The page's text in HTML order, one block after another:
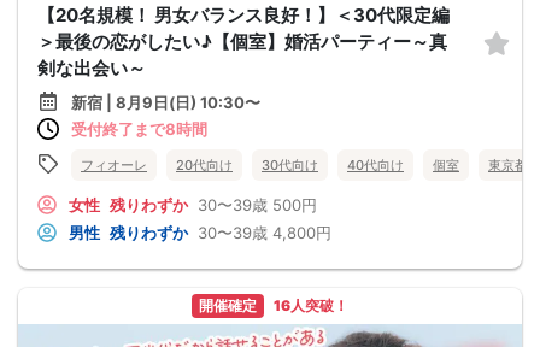
【20名規模！ 男女バランス良好！】＜30代限定編
＞最後の恋がしたい♪【個室】婚活パーティー～真
剣な出会い～
新宿 | 8月9日(日) 10:30〜
受付終了まで8時間
フィオーレ 20代向け 30代向け 40代向け 個室 東京都
女性 残りわずか 30〜39歳 500円
男性 残りわずか 30〜39歳 4,800円
開催確定 16人突破！